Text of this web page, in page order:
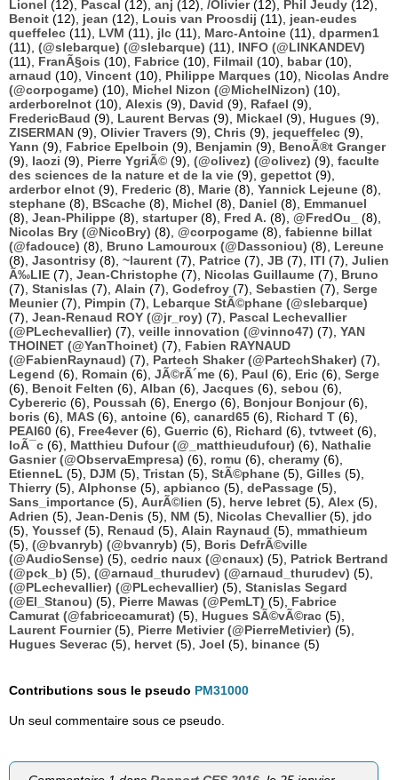
Lionel (12), Pascal (12), anj (12), /Olivier(12), Phil Jeudy (12),
Benoit (12), jean (12), Louis van Proosdij (11), jean-eudes
queffelec (11), LVM (11), jlc (11), Marc-Antoine (11), dparmen1
(11), (@slebarque) (@slebarque) (11), INFO (@LINKANDEV)
(11), FranÃ§ois (10), Fabrice (10), Filmail (10), babar(10),
arnaud (10), Vincent (10), Philippe Marques (10), Nicolas Andre
(@corpogame) (10), Michel Nizon (@MichelNizon) (10),
arderborelnot (10), Alexis (9), David (9), Rafael (9),
FredericBaud (9), Laurent Bervas (9), Mickael (9), Hugues (9),
ZISERMAN (9), Olivier Travers (9), Chris (9), jequeffelec (9),
Yann (9), Fabrice Epelboin (9), Benjamin (9), BenoÃ®t Granger
(9), laozi (9), Pierre YgriÃ© (9), (@olivez) (@olivez) (9), faculte
des sciences de la nature et de la vie (9), gepettot (9),
arderbor elnot (9), Frederic (8), Marie (8), Yannick Lejeune (8),
stephane (8), BScache (8), Michel (8), Daniel (8), Emmanuel
(8), Jean-Philippe (8), startuper(8), Fred A. (8), @FredOu_
(8),
Nicolas Bry (@NicoBry) (8), @corpogame (8), fabienne billat
(@fadouce) (8), Bruno Lamouroux (@Dassoniou) (8), Lereune
(8), Jasontrisy (8), ~laurent (7), Patrice (7), JB (7), ITI (7), Julien
Ã‰LIE (7), Jean-Christophe (7), Nicolas Guillaume (7), Bruno
(7), Stanislas (7), Alain (7), Godefroy (7), Sebastien (7), Serge
Meunier(7), Pimpin (7), Lebarque StÃ©phane (@slebarque)
(7), Jean-Renaud ROY (@jr_roy) (7), Pascal Lechevallier
(@PLechevallier) (7), veille innovation (@vinno47) (7), YAN
THOINET (@YanThoinet) (7), Fabien RAYNAUD
(@FabienRaynaud) (7), Partech Shaker (@PartechShaker) (7),
Legend (6), Romain (6), JÃ©rÃ´me (6), Paul (6), Eric (6), Serge
(6), Benoit Felten (6), Alban (6), Jacques (6), sebou (6),
Cybereric (6), Poussah (6), Energo (6), Bonjour Bonjour(6),
boris (6), MAS (6), antoine (6), canard65 (6), Richard T (6),
PEAI60 (6), Free4ever(6), Guerric (6), Richard (6), tvtweet (6),
loÃ¯c (6), Matthieu Dufour (@_matthieudufour) (6), Nathalie
Gasnier (@ObservaEmpresa) (6), romu (6), cheramy (6),
EtienneL (5), DJM (5), Tristan (5), StÃ©phane (5), Gilles (5),
Thierry (5), Alphonse (5), apbianco (5), dePassage (5),
Sans_importance (5), AurÃ©lien (5), herve lebret (5), Alex (5),
Adrien (5), Jean-Denis (5), NM (5), Nicolas Chevallier(5), jdo
(5), Youssef (5), Renaud (5), Alain Raynaud (5), mmathieum
(5), (@bvanryb) (@bvanryb) (5), Boris DefrÃ©ville
(@AudioSense) (5), cedric naux (@cnaux) (5), Patrick Bertrand
(@pck_b) (5), (@arnaud_thurudev) (@arnaud_thurudev) (5),
(@PLechevallier) (@PLechevallier) (5), Stanislas Segard
(@El_Stanou) (5), Pierre Mawas (@PemLT) (5), Fabrice
Camurat (@fabricecamurat) (5), Hugues SÃ©vÃ©rac (5),
Laurent Fournier(5), Pierre Metivier (@PierreMetivier) (5),
Hugues Severac (5), hervet (5), Joel (5), binance (5)
Contributions sous le pseudo PM31000
Un seul commentaire sous ce pseudo.